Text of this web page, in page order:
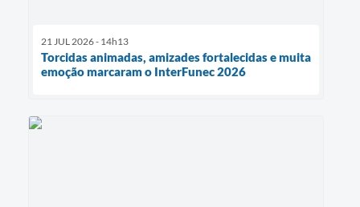
21 JUL 2026 - 14h13
Torcidas animadas, amizades fortalecidas e muita
emoção marcaram o InterFunec 2026